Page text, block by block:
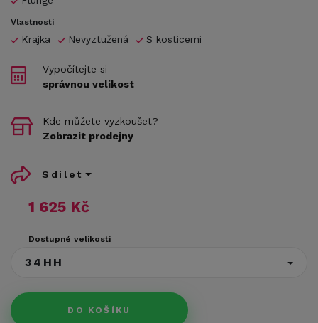
Vlastnosti
Krajka Nevyztužená S kosticemi
1 625 Kč
Dostupné velikosti
34HH
DO KOŠÍKU
Vypočítejte si
správnou velikost
Kde můžete vyzkoušet?
Zobrazit prodejny
Sdílet